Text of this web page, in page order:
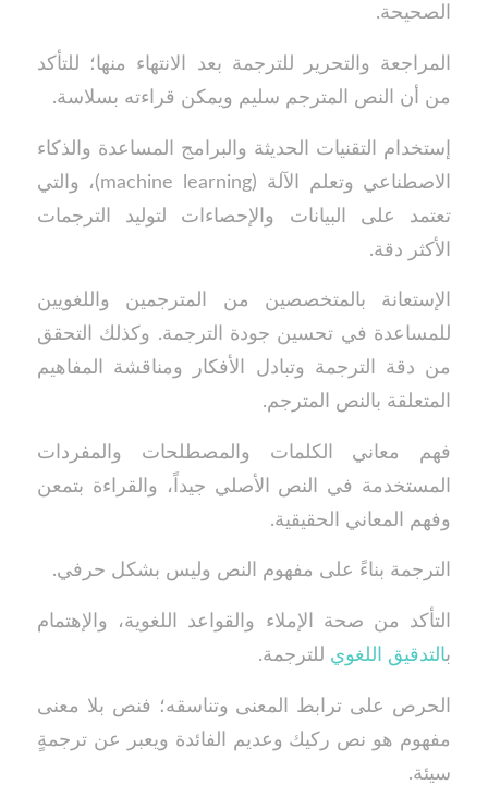
الصحيحة.
المراجعة والتحرير للترجمة بعد الانتهاء منها؛ للتأكد
من أن النص المترجم سليم ويمكن قراءته بسلاسة.
إستخدام التقنيات الحديثة والبرامج المساعدة والذكاء
الاصطناعي وتعلم الآلة (machine learning)، والتي
تعتمد على البيانات والإحصاءات لتوليد الترجمات
الأكثر دقة.
الإستعانة بالمتخصصين من المترجمين واللغويين
للمساعدة في تحسين جودة الترجمة. وكذلك التحقق
من دقة الترجمة وتبادل الأفكار ومناقشة المفاهيم
المتعلقة بالنص المترجم.
فهم معاني الكلمات والمصطلحات والمفردات
المستخدمة في النص الأصلي جيداً، والقراءة بتمعن
وفهم المعاني الحقيقية.
الترجمة بناءً على مفهوم النص وليس بشكل حرفي.
التأكد من صحة الإملاء والقواعد اللغوية، والإهتمام
بالتدقيق اللغوي للترجمة.
الحرص على ترابط المعنى وتناسقه؛ فنص بلا معنى
مفهوم هو نص ركيك وعديم الفائدة ويعبر عن ترجمةٍ
سيئة.